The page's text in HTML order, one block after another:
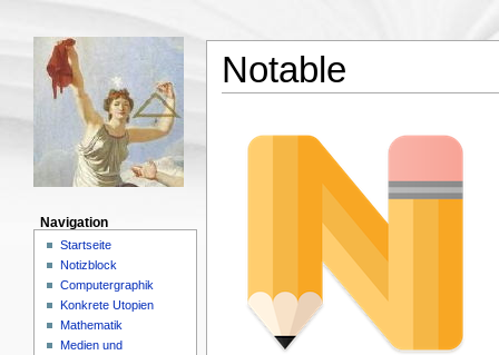
Notable
Navigation
Startseite
Notizblock
Computergraphik
Konkrete Utopien
Mathematik
Medien und